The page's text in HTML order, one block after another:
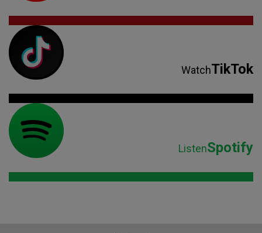
WatchTikTok
ListenSpotify